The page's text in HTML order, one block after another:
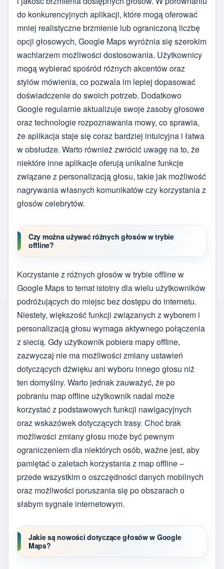
do konkurencyjnych aplikacji, które mogą oferować
mniej realistyczne brzmienie lub ograniczoną liczbę
opcji głosowych, Google Maps wyróżnia się szerokim
wachlarzem możliwości dostosowania. Użytkownicy
mogą wybierać spośród różnych akcentów oraz
stylów mówienia, co pozwala im lepiej dopasować
doświadczenie do swoich potrzeb. Dodatkowo
Google regularnie aktualizuje swoje zasoby głosowe
oraz technologie rozpoznawania mowy, co sprawia,
że aplikacja staje się coraz bardziej intuicyjna i łatwa
w obsłudze. Warto również zwrócić uwagę na to, że
niektóre inne aplikacje oferują unikalne funkcje
związane z personalizacją głosu, takie jak możliwość
nagrywania własnych komunikatów czy korzystania z
głosów celebrytów.
Czy można używać różnych głosów w trybie
offline?
Korzystanie z różnych głosów w trybie offline w
Google Maps to temat istotny dla wielu użytkowników
podróżujących do miejsc bez dostępu do internetu.
Niestety, większość funkcji związanych z wyborem i
personalizacją głosu wymaga aktywnego połączenia
z siecią. Gdy użytkownik pobiera mapy offline,
zazwyczaj nie ma możliwości zmiany ustawień
dotyczących dźwięku ani wyboru innego głosu niż
ten domyślny. Warto jednak zauważyć, że po
pobraniu map offline użytkownik nadal może
korzystać z podstawowych funkcji nawigacyjnych
oraz wskazówek dotyczących trasy. Choć brak
możliwości zmiany głosu może być pewnym
ograniczeniem dla niektórych osób, ważne jest, aby
pamiętać o zaletach korzystania z map offline –
przede wszystkim o oszczędności danych mobilnych
oraz możliwości poruszania się po obszarach o
słabym sygnale internetowym.
Jakie są nowości dotyczące głosów w Google
Maps?